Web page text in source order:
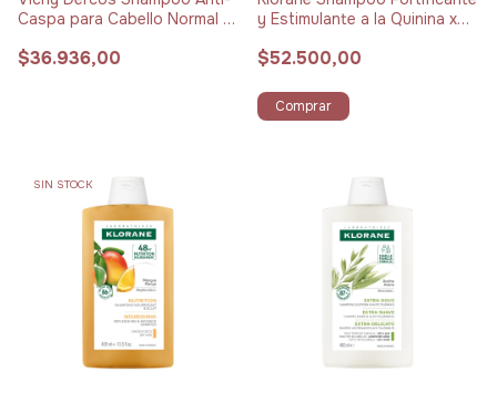
Caspa para Cabello Normal a
$36.936,00
y Estimulante a la Quinina x
$52.500,00
Comprar
SIN STOCK